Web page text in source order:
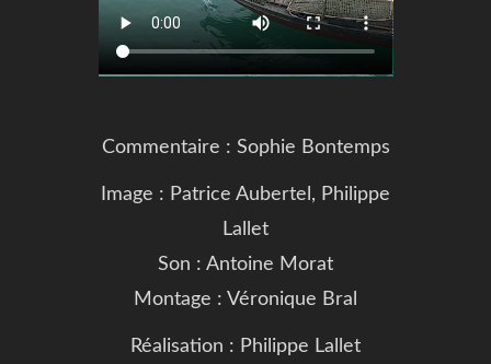
Commentaire : Sophie Bontemps
Image : Patrice Aubertel, Philippe
Lallet
Son : Antoine Morat
Montage : Véronique Bral
Réalisation : Philippe Lallet